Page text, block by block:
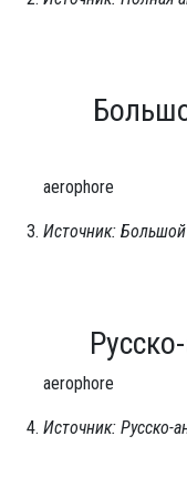
aerophore
Источник: Большой
aerophore
Источник: Русско-